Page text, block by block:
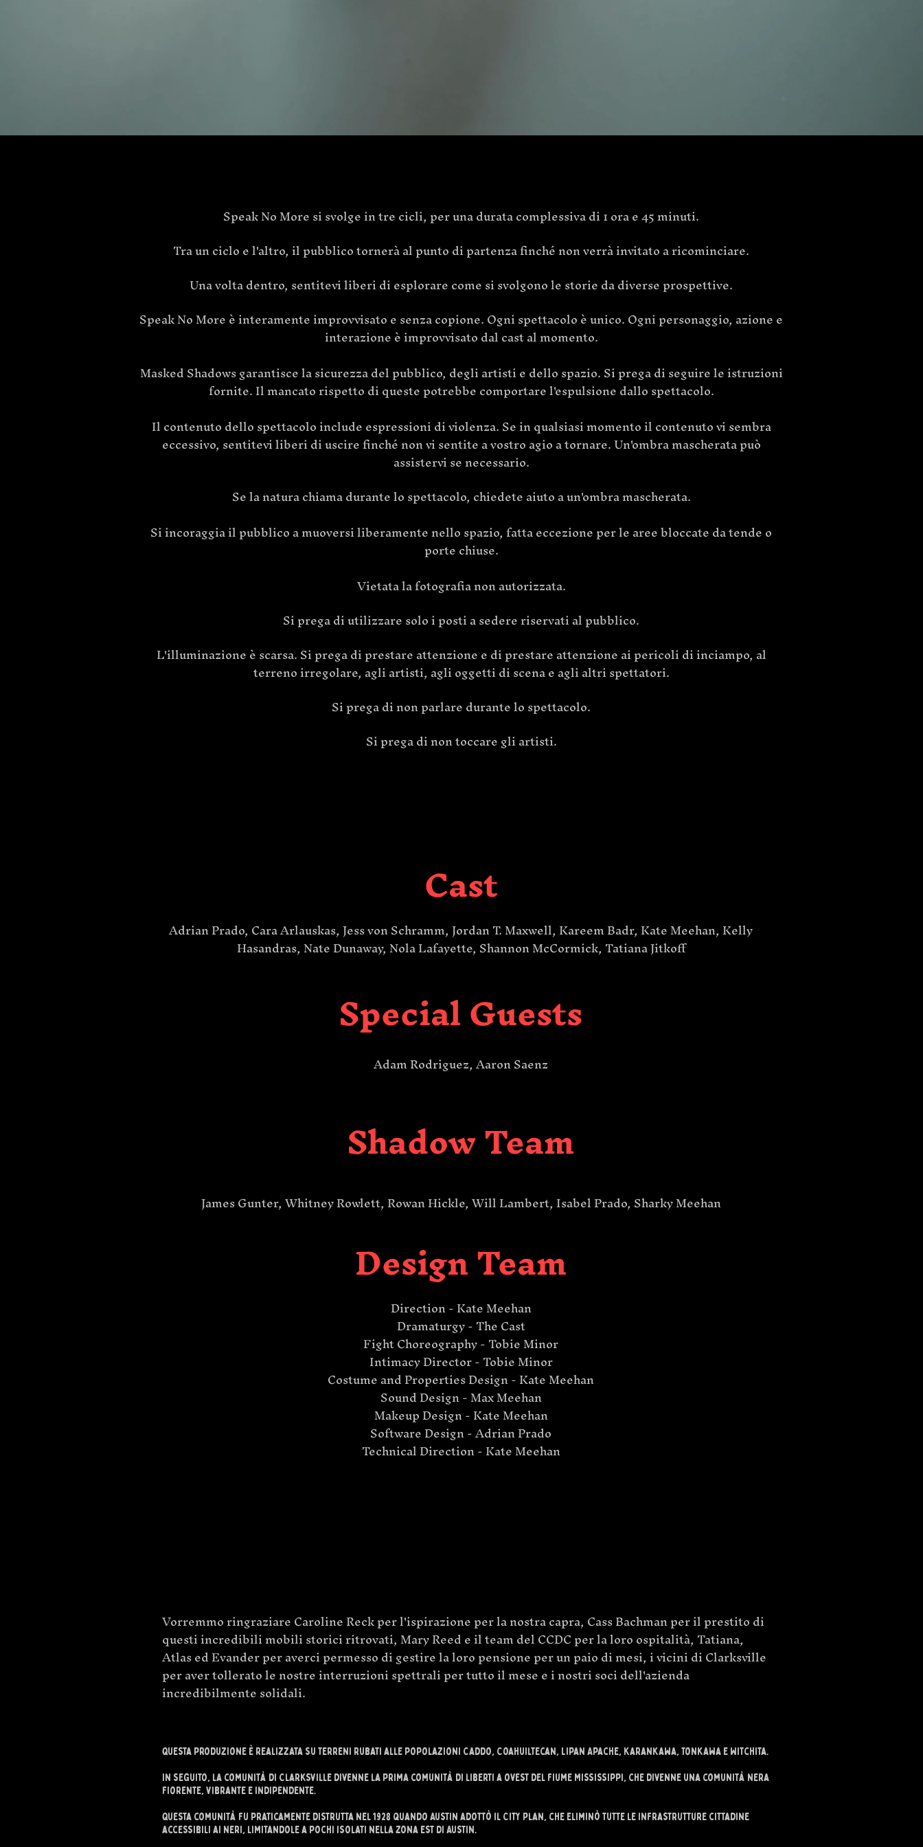
Speak No More si svolge in tre cicli, per una durata complessiva di 1 ora e 45 minuti.
Tra un ciclo e l'altro, il pubblico tornerà al punto di partenza finché non verrà invitato a ricominciare.
Una volta dentro, sentitevi liberi di esplorare come si svolgono le storie da diverse prospettive.
Speak No More è interamente improvvisato e senza copione. Ogni spettacolo è unico. Ogni personaggio, azione e
interazione è improvvisato dal cast al momento.
Masked Shadows garantisce la sicurezza del pubblico, degli artisti e dello spazio. Si prega di seguire le istruzioni
fornite. Il mancato rispetto di queste potrebbe comportare l'espulsione dallo spettacolo.
Il contenuto dello spettacolo include espressioni di violenza. Se in qualsiasi momento il contenuto vi sembra
eccessivo, sentitevi liberi di uscire finché non vi sentite a vostro agio a tornare. Un'ombra mascherata può
assistervi se necessario.
Se la natura chiama durante lo spettacolo, chiedete aiuto a un'ombra mascherata.
Si incoraggia il pubblico a muoversi liberamente nello spazio, fatta eccezione per le aree bloccate da tende o
porte chiuse.
Vietata la fotografia non autorizzata.
Si prega di utilizzare solo i posti a sedere riservati al pubblico.
L'illuminazione è scarsa. Si prega di prestare attenzione e di prestare attenzione ai pericoli di inciampo, al
terreno irregolare, agli artisti, agli oggetti di scena e agli altri spettatori.
Si prega di non parlare durante lo spettacolo.
Si prega di non toccare gli artisti.
Cast
Adrian Prado, Cara Arlauskas, Jess von Schramm, Jordan T. Maxwell, Kareem Badr, Kate Meehan, Kelly
Hasandras, Nate Dunaway, Nola Lafayette, Shannon McCormick, Tatiana Jitkoff
Special Guests
Adam Rodriguez, Aaron Saenz
Shadow Team
James Gunter, Whitney Rowlett, Rowan Hickle, Will Lambert​, Isabel Prado, Sharky Meehan
Design Team
Direction - Kate Meehan
Dramaturgy - The Cast
Fight Choreography - Tobie Minor
Intimacy Director - Tobie Minor
Costume and Properties Design - Kate Meehan
Sound Design - Max Meehan
Makeup Design - Kate Meehan
Software Design - Adrian Prado
Technical Direction - Kate Meehan​
Vorremmo ringraziare Caroline Reck per l'ispirazione per la nostra capra, Cass Bachman per il prestito di
questi incredibili mobili storici ritrovati, Mary Reed e il team del CCDC per la loro ospitalità, Tatiana,
Atlas ed Evander per averci permesso di gestire la loro pensione per un paio di mesi, i vicini di Clarksville
per aver tollerato le nostre interruzioni spettrali per tutto il mese e i nostri soci dell'azienda
incredibilmente solidali.
Questa produzione è realizzata su terreni rubati alle popolazioni Caddo, Coahuiltecan, Lipan Apache, Karankawa, Tonkawa e Witchita.
In seguito, la comunità di Clarksville divenne la prima comunità di liberti a ovest del fiume Mississippi, che divenne una comunità nera
fiorente, vibrante e indipendente.
Questa comunità fu praticamente distrutta nel 1928 quando Austin adottò il City Plan, che eliminò tutte le infrastrutture cittadine
accessibili ai neri, limitandole a pochi isolati nella zona est di Austin.